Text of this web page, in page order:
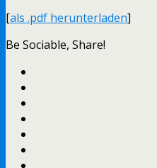
[als .pdf herunterladen]
Be Sociable, Share!